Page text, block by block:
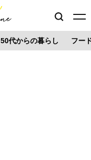
50代からの暮らし フー